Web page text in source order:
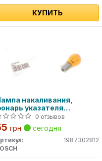
КУПИТЬ
накаливания,
указателя
BOSCH
0 отзывов
грн сегодня
1987302812